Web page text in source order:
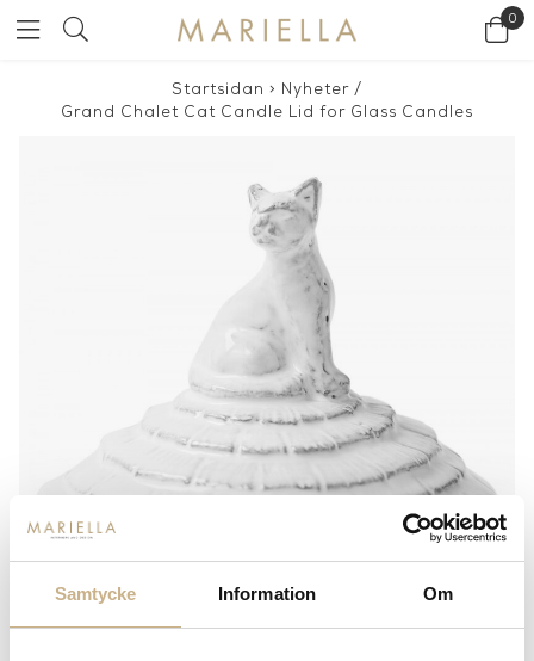
Samtycke Information Om
0
Startsidan > Nyheter /
Grand Chalet Cat Candle Lid for Glass Candles